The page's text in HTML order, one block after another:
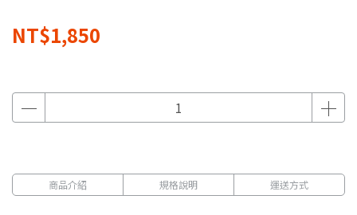
NT$1,850
商品介紹 規格說明 運送方式